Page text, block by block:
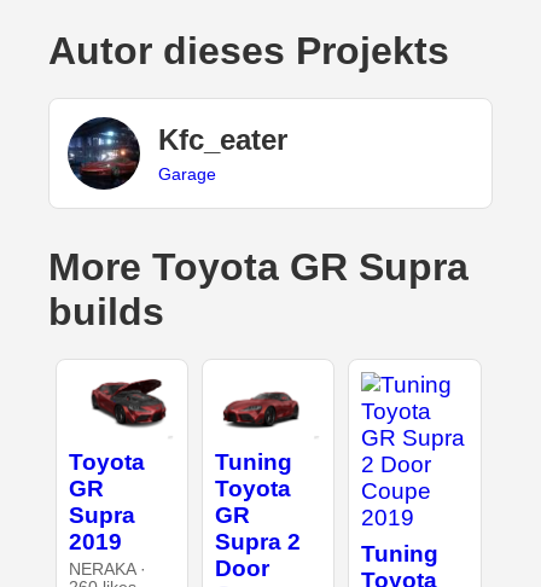
Autor dieses Projekts
Kfc_eater
Garage
More Toyota GR Supra
builds
Toyota
GR
Supra
2019
NERAKA ·
Tuning
Toyota
GR
Supra 2
Door
Tuning
Toyota